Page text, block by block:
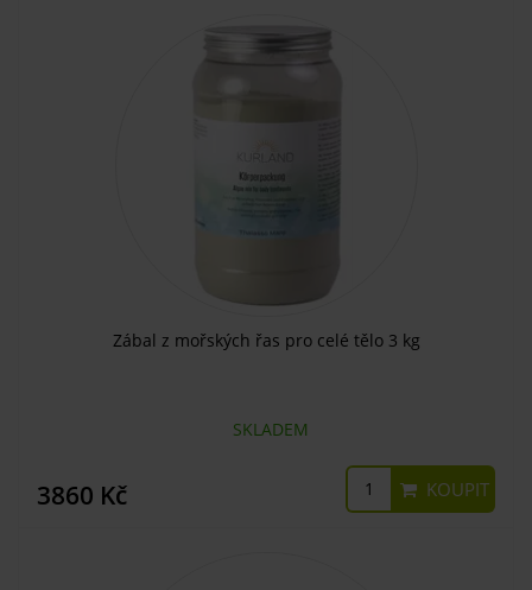
Zábal z mořských řas pro celé tělo 3 kg
SKLADEM
3860 Kč KOUPIT